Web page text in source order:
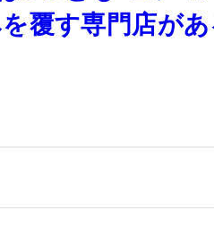
覆す専門店があ